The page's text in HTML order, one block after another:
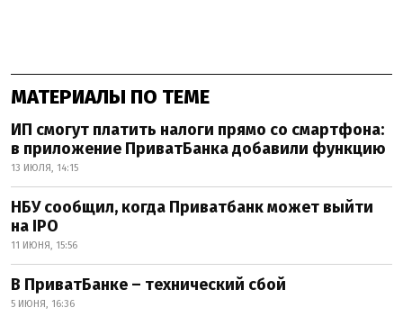
МАТЕРИАЛЫ ПО ТЕМЕ
ИП смогут платить налоги прямо со смартфона:
в приложение ПриватБанка добавили функцию
13 ИЮЛЯ, 14:15
НБУ сообщил, когда Приватбанк может выйти
на IPO
11 ИЮНЯ, 15:56
В ПриватБанке – технический сбой
5 ИЮНЯ, 16:36